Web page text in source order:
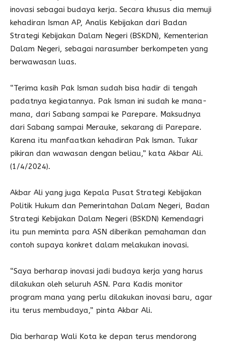
inovasi sebagai budaya kerja. Secara khusus dia memuji
kehadiran Isman AP, Analis Kebijakan dari Badan
Strategi Kebijakan Dalam Negeri (BSKDN), Kementerian
Dalam Negeri, sebagai narasumber berkompeten yang
berwawasan luas.
“Terima kasih Pak Isman sudah bisa hadir di tengah
padatnya kegiatannya. Pak Isman ini sudah ke mana-
mana, dari Sabang sampai ke Parepare. Maksudnya
dari Sabang sampai Merauke, sekarang di Parepare.
Karena itu manfaatkan kehadiran Pak Isman. Tukar
pikiran dan wawasan dengan beliau,” kata Akbar Ali.
(1/4/2024).
Akbar Ali yang juga Kepala Pusat Strategi Kebijakan
Politik Hukum dan Pemerintahan Dalam Negeri, Badan
Strategi Kebijakan Dalam Negeri (BSKDN) Kemendagri
itu pun meminta para ASN diberikan pemahaman dan
contoh supaya konkret dalam melakukan inovasi.
“Saya berharap inovasi jadi budaya kerja yang harus
dilakukan oleh seluruh ASN. Para Kadis monitor
program mana yang perlu dilakukan inovasi baru, agar
itu terus membudaya,” pinta Akbar Ali.
Dia berharap Wali Kota ke depan terus mendorong